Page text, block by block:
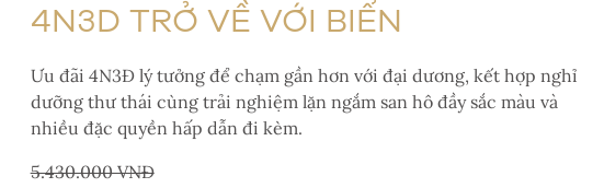
4N3D TRỞ VỀ VỚI BIỂN
Ưu đãi 4N3Đ lý tưởng để chạm gần hơn với đại dương, kết hợp nghỉ
dưỡng thư thái cùng trải nghiệm lặn ngắm san hô đầy sắc màu và
nhiều đặc quyền hấp dẫn đi kèm.
5.430.000 VNĐ